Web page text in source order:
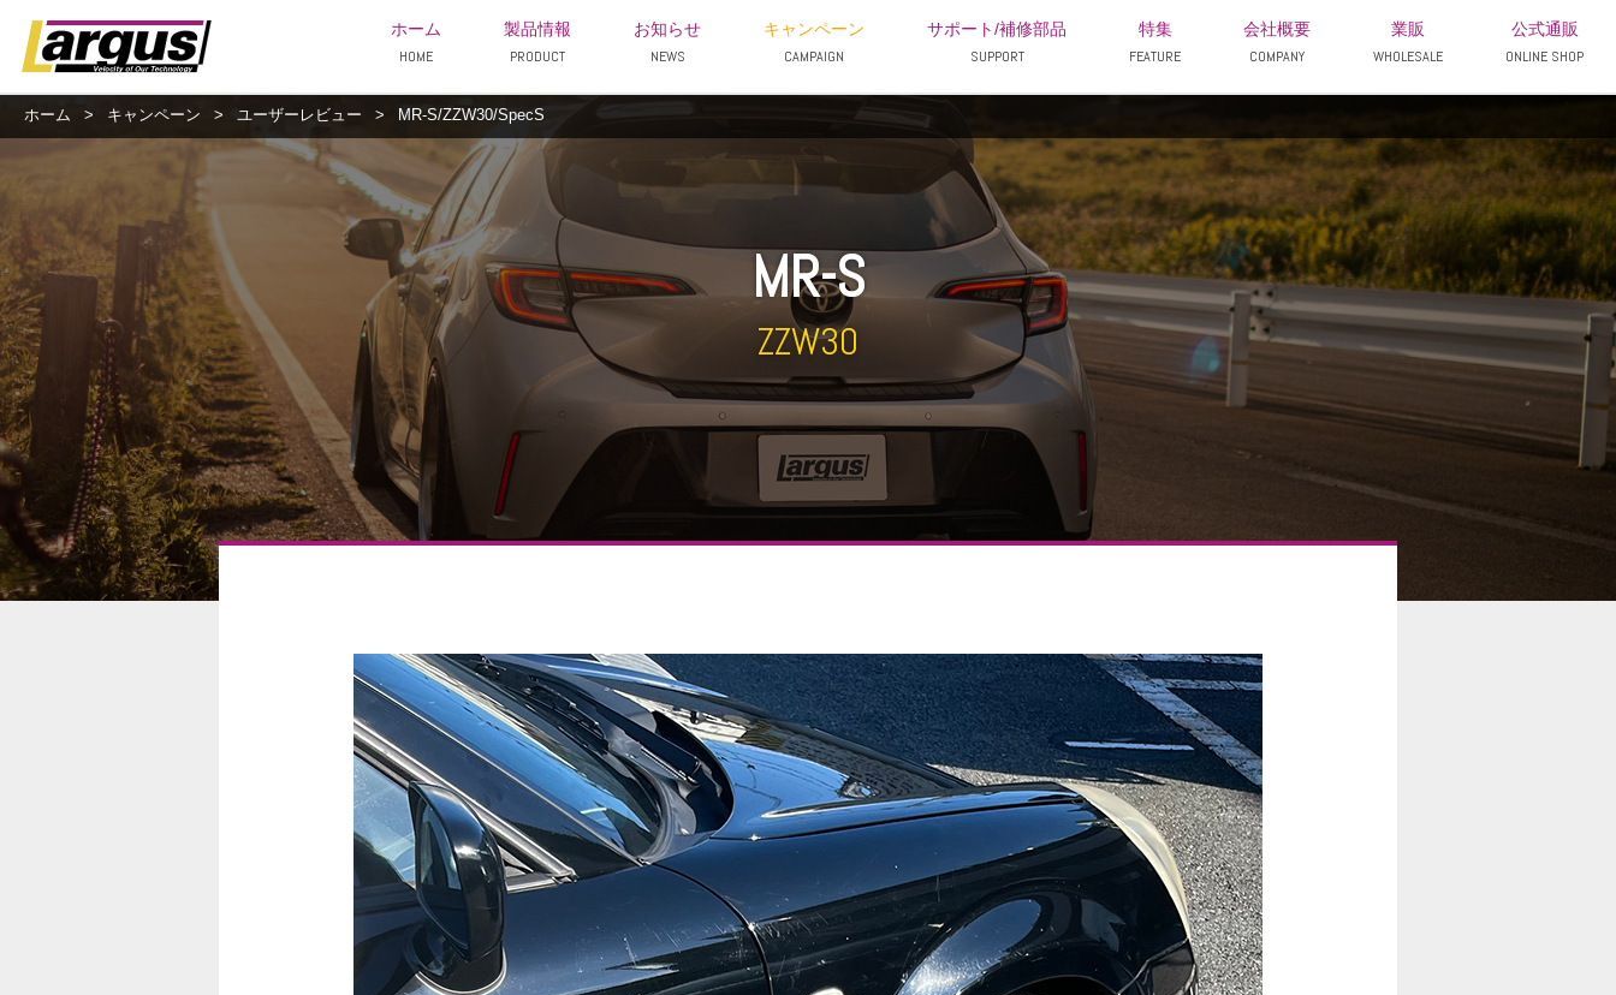
ホーム
HOME
製品情報
PRODUCT
お知らせ
NEWS
キャンペーン
CAMPAIGN
サポート/補修部品
SUPPORT
特集
FEATURE
会社概要
COMPANY
業販
WHOLESALE
公式通販
ONLINE SHOP
ホーム > キャンペーン > ユーザーレビュー > MR-S/ZZW30/SpecS
MR-S
ZZW30